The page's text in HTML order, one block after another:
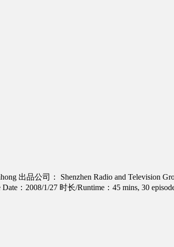
出品公司： Shenzhen Radio and Television
Date：2008/1/27 时长/Runtime：45 mins, 30